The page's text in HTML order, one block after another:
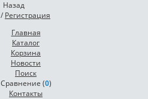
Назад
/ Регистрация
Главная
Каталог
Корзина
Новости
Поиск
Сравнение (0)
Контакты